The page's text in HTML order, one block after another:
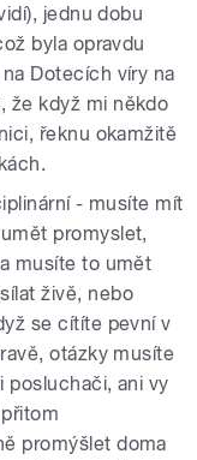
jednu dobu
byla opravdu
Dotecích víry na
že když mi někdo
řeknu okamžitě
- musíte mít
promyslet,
musíte to umět
živě, nebo
se cítíte pevní v
otázky musíte
posluchači, ani vy
promýšlet doma